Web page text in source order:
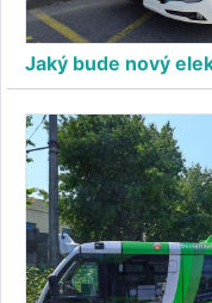
Jaký bude nový